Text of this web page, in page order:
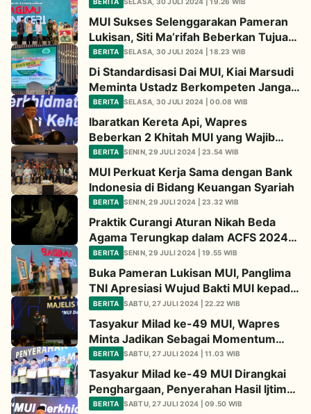
MUI Sukses Selenggarakan Pameran
Lukisan, Siti Ma’rifah Beberkan Tujuan
Acara
BERITA SELASA, 30 JULI 2024 | 18.23 WIB
Di Standardisasi Dai MUI, Kiai Marsudi
Meminta Ustadz Berkompeten Jangan
Diam
BERITA SELASA, 30 JULI 2024 | 00.08 WIB
Ibaratkan Kereta Api, Wapres
Beberkan 2 Khitah MUI yang Wajib
Dipertahankan
BERITA SENIN, 29 JULI 2024 | 23.54 WIB
MUI Perkuat Kerja Sama dengan Bank
Indonesia di Bidang Keuangan Syariah
BERITA SENIN, 29 JULI 2024 | 23.32 WIB
Praktik Curangi Aturan Nikah Beda
Agama Terungkap dalam ACFS 2024,
Ini Modusnya
BERITA SENIN, 29 JULI 2024 | 19.55 WIB
Buka Pameran Lukisan MUI, Panglima
TNI Apresiasi Wujud Bakti MUI kepada
Masyarakat
BERITA SABTU, 27 JULI 2024 | 22.22 WIB
Tasyakur Milad ke-49 MUI, Wapres
Minta Jadikan Sebagai Momentum
Evaluasi
BERITA SABTU, 27 JULI 2024 | 11.03 WIB
Tasyakur Milad ke-49 MUI Dirangkai
Penghargaan, Penyerahan Hasil Ijtima,
dan Teken Mou
BERITA SABTU, 27 JULI 2024 | 09.50 WIB